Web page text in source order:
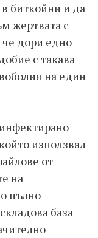
биткойни и да
жертвата с
че дори едно
с такава
на един
използвал
от
на
пълно
база